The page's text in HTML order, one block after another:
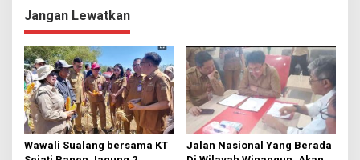
g
a
s
i
p
o
s
Jangan Lewatkan
Wawali Sualang bersama KT
Jalan Nasional Yang Berada